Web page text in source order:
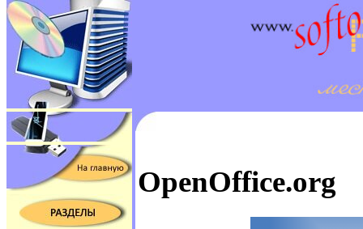
OpenOffice.org